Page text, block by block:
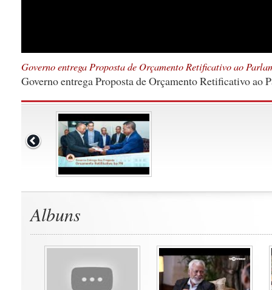
Governo entrega Proposta de Orçamento Retificativo ao
Governo entrega Proposta de Orçamento Retificativo ao
Albuns